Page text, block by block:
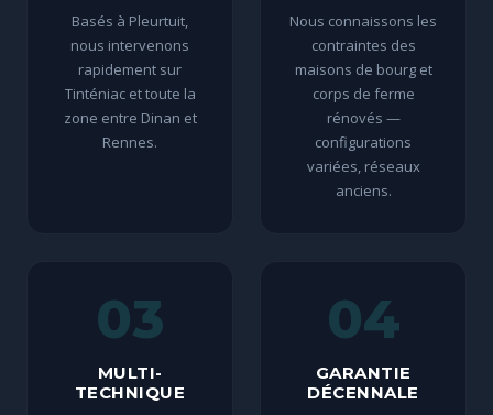
Basés à Pleurtuit,
nous intervenons
rapidement sur
Tinténiac et toute la
zone entre Dinan et
Rennes.
Nous connaissons les
contraintes des
maisons de bourg et
corps de ferme
rénovés —
configurations
variées, réseaux
anciens.
03
MULTI-
TECHNIQUE
04
GARANTIE
DÉCENNALE